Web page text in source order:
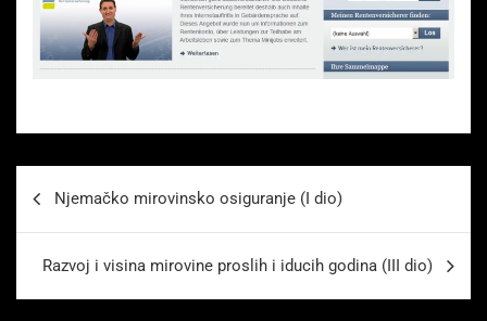
Njemačko mirovinsko osiguranje (I dio)
Razvoj i visina mirovine proslih i iducih godina (III dio)